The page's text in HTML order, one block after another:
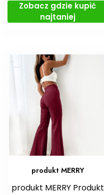
Zobacz gdzie kupić
najtaniej
produkt MERRY
produkt MERRY Produkt